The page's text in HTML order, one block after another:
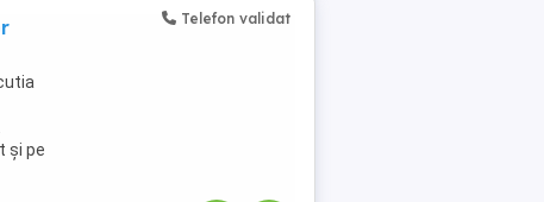
și pe
Telefon validat